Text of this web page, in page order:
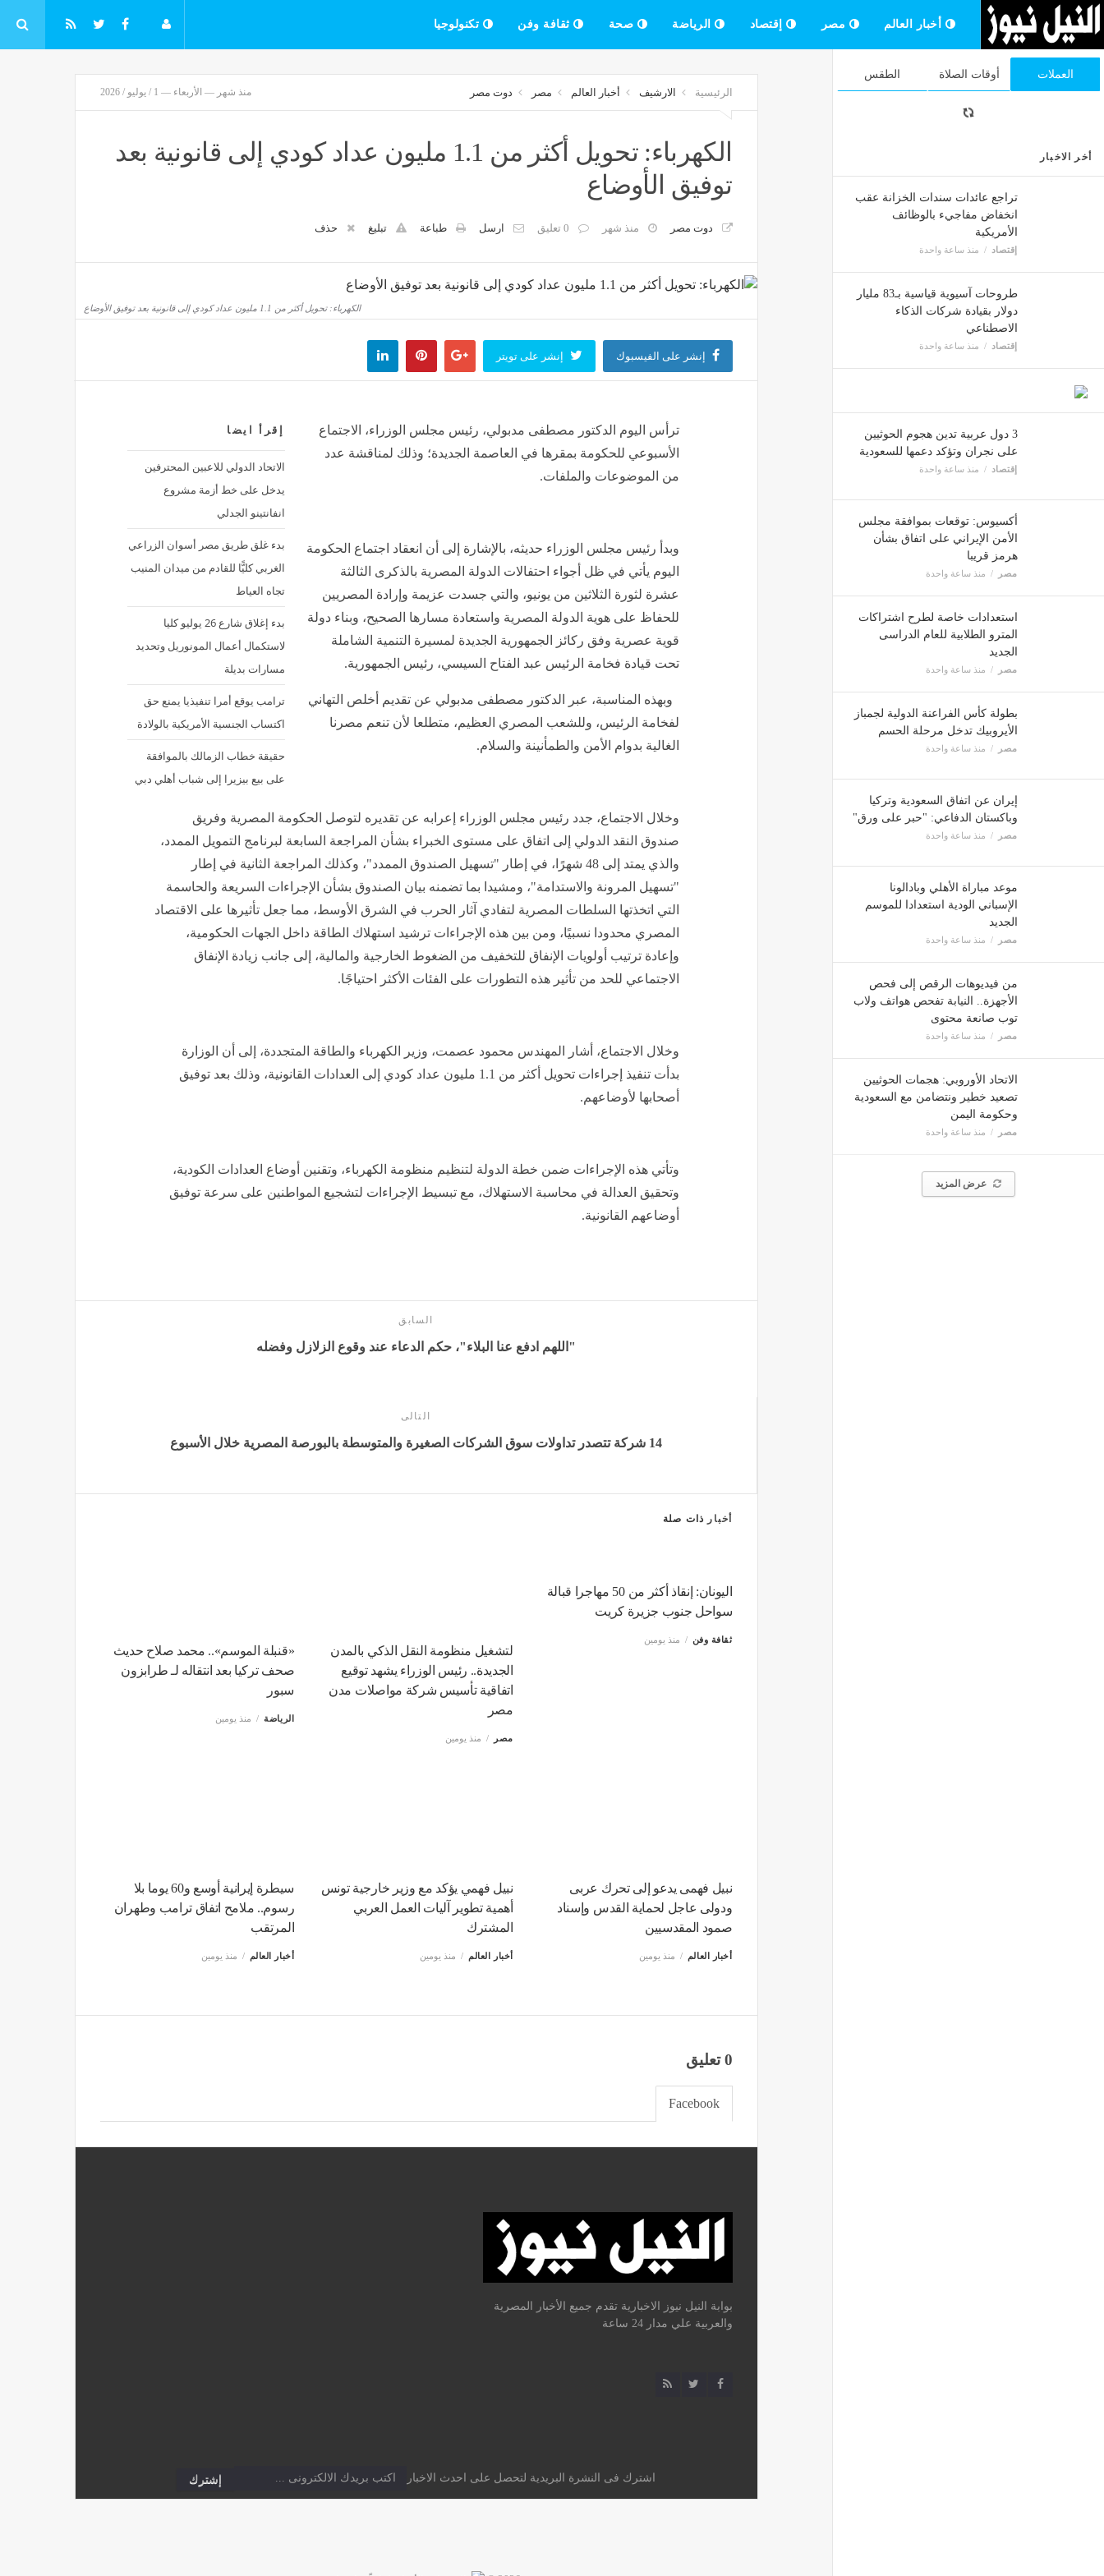
أخبار العالم مصر إقتصاد الرياضة صحة ثقافة وفن تكنولوجيا
العملات أوقات الصلاة الطقس
أخر الاخبار
تراجع عائدات سندات الخزانة عقب
انخفاض مفاجيء بالوظائف
الأمريكية
إقتصاد منذ ساعة واحدة
طروحات آسيوية قياسية بـ83 مليار
دولار بقيادة شركات الذكاء
الاصطناعي
إقتصاد منذ ساعة واحدة
3 دول عربية تدين هجوم الحوثيين
على نجران وتؤكد دعمها للسعودية
إقتصاد منذ ساعة واحدة
أكسيوس: توقعات بموافقة مجلس
الأمن الإيراني على اتفاق بشأن
هرمز قريبا
مصر منذ ساعة واحدة
استعدادات خاصة لطرح اشتراكات
المترو الطلابية للعام الدراسى
الجديد
مصر منذ ساعة واحدة
بطولة كأس الفراعنة الدولية لجمباز
الأيروبيك تدخل مرحلة الحسم
مصر منذ ساعة واحدة
إيران عن اتفاق السعودية وتركيا
وباكستان الدفاعي: "حبر على ورق"
مصر منذ ساعة واحدة
موعد مباراة الأهلي وبادالونا
الإسباني الودية استعدادا للموسم
الجديد
مصر منذ ساعة واحدة
من فيديوهات الرقص إلى فحص
الأجهزة.. النيابة تفحص هواتف ولاب
توب صانعة محتوى
مصر منذ ساعة واحدة
الاتحاد الأوروبي: هجمات الحوثيين
تصعيد خطير ونتضامن مع السعودية
وحكومة اليمن
مصر منذ ساعة واحدة
عرض المزيد
الرئيسية الارشيف أخبار العالم مصر دوت مصر منذ شهر — الأربعاء — 1 / يوليو / 2026
الكهرباء: تحويل أكثر من 1.1 مليون عداد كودي إلى قانونية بعد
توفيق الأوضاع
دوت مصر منذ شهر 0 تعليق ارسل طباعة تبليغ حذف
الكهرباء: تحويل أكثر من 1.1 مليون عداد كودي إلى قانونية بعد توفيق الأوضاع
إنشر على الفيسبوك إنشر على تويتر
إقرأ ايضا
الاتحاد الدولي للاعبين المحترفين
يدخل على خط أزمة مشروع
انفانتينو الجدلي
بدء غلق طريق مصر أسوان الزراعي
الغربي كليًّا للقادم من ميدان المنيب
تجاه العياط
بدء إغلاق شارع 26 يوليو كليا
لاستكمال أعمال المونوريل وتحديد
مسارات بديلة
ترامب يوقع أمرا تنفيذيا يمنع حق
اكتساب الجنسية الأمريكية بالولادة
حقيقة خطاب الزمالك بالموافقة
على بيع بيزيرا إلى شباب أهلي دبي
ترأس اليوم الدكتور مصطفى مدبولي، رئيس مجلس الوزراء، الاجتماع
الأسبوعي للحكومة بمقرها في العاصمة الجديدة؛ وذلك لمناقشة عدد
من الموضوعات والملفات.
وبدأ رئيس مجلس الوزراء حديثه، بالإشارة إلى أن انعقاد اجتماع الحكومة
اليوم يأتي في ظل أجواء احتفالات الدولة المصرية بالذكرى الثالثة
عشرة لثورة الثلاثين من يونيو، والتي جسدت عزيمة وإرادة المصريين
للحفاظ على هوية الدولة المصرية واستعادة مسارها الصحيح، وبناء دولة
قوية عصرية وفق ركائز الجمهورية الجديدة لمسيرة التنمية الشاملة
تحت قيادة فخامة الرئيس عبد الفتاح السيسي، رئيس الجمهورية.
وبهذه المناسبة، عبر الدكتور مصطفى مدبولي عن تقديم أخلص التهاني
لفخامة الرئيس، وللشعب المصري العظيم، متطلعا لأن تنعم مصرنا
الغالية بدوام الأمن والطمأنينة والسلام.
وخلال الاجتماع، جدد رئيس مجلس الوزراء إعرابه عن تقديره لتوصل الحكومة المصرية وفريق
صندوق النقد الدولي إلى اتفاق على مستوى الخبراء بشأن المراجعة السابعة لبرنامج التمويل الممدد،
والذي يمتد إلى 48 شهرًا، في إطار "تسهيل الصندوق الممدد"، وكذلك المراجعة الثانية في إطار
"تسهيل المرونة والاستدامة"، ومشيدا بما تضمنه بيان الصندوق بشأن الإجراءات السريعة والحاسمة
التي اتخذتها السلطات المصرية لتفادي آثار الحرب في الشرق الأوسط، مما جعل تأثيرها على الاقتصاد
المصري محدودا نسبيًا، ومن بين هذه الإجراءات ترشيد استهلاك الطاقة داخل الجهات الحكومية،
وإعادة ترتيب أولويات الإنفاق للتخفيف من الضغوط الخارجية والمالية، إلى جانب زيادة الإنفاق
الاجتماعي للحد من تأثير هذه التطورات على الفئات الأكثر احتياجًا.
وخلال الاجتماع، أشار المهندس محمود عصمت، وزير الكهرباء والطاقة المتجددة، إلى أن الوزارة
بدأت تنفيذ إجراءات تحويل أكثر من 1.1 مليون عداد كودي إلى العدادات القانونية، وذلك بعد توفيق
أصحابها لأوضاعهم.
وتأتي هذه الإجراءات ضمن خطة الدولة لتنظيم منظومة الكهرباء، وتقنين أوضاع العدادات الكودية،
وتحقيق العدالة في محاسبة الاستهلاك، مع تبسيط الإجراءات لتشجيع المواطنين على سرعة توفيق
أوضاعهم القانونية.
السابق
"اللهم ادفع عنا البلاء"، حكم الدعاء عند وقوع الزلازل وفضله
التالى
14 شركة تتصدر تداولات سوق الشركات الصغيرة والمتوسطة بالبورصة المصرية خلال الأسبوع
أخبار ذات صلة
اليونان: إنقاذ أكثر من 50 مهاجرا قبالة
سواحل جنوب جزيرة كريت
ثقافة وفن منذ يومين
لتشغيل منظومة النقل الذكي بالمدن
الجديدة.. رئيس الوزراء يشهد توقيع
اتفاقية تأسيس شركة مواصلات مدن
مصر
مصر منذ يومين
«قنبلة الموسم».. محمد صلاح حديث
صحف تركيا بعد انتقاله لـ طرابزون
سبور
الرياضة منذ يومين
نبيل فهمى يدعو إلى تحرك عربى
ودولى عاجل لحماية القدس وإسناد
صمود المقدسيين
أخبار العالم منذ يومين
نبيل فهمي يؤكد مع وزير خارجية تونس
أهمية تطوير آليات العمل العربي
المشترك
أخبار العالم منذ يومين
سيطرة إيرانية أوسع و60 يوما بلا
رسوم.. ملامح اتفاق ترامب وطهران
المرتقب
أخبار العالم منذ يومين
0 تعليق
Facebook
بوابة النيل نيوز الاخبارية تقدم جميع الأخبار المصرية
والعربية علي مدار 24 ساعة
اشترك فى النشرة البريدية لتحصل على احدث الاخبار